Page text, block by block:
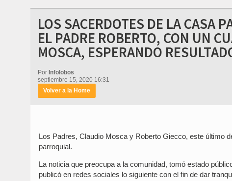
LOS SACERDOTES DE LA CASA
EL PADRE ROBERTO, CON UN
MOSCA, ESPERANDO
Por Infolobos
septiembre 15, 2020 16:31
Volver a la Home
Los Padres, Claudio Mosca y Roberto Giecco, este último
parroquial.
La noticia que preocupa a la comunidad, tomó estado
publicó en redes sociales lo siguiente con el fin de dar